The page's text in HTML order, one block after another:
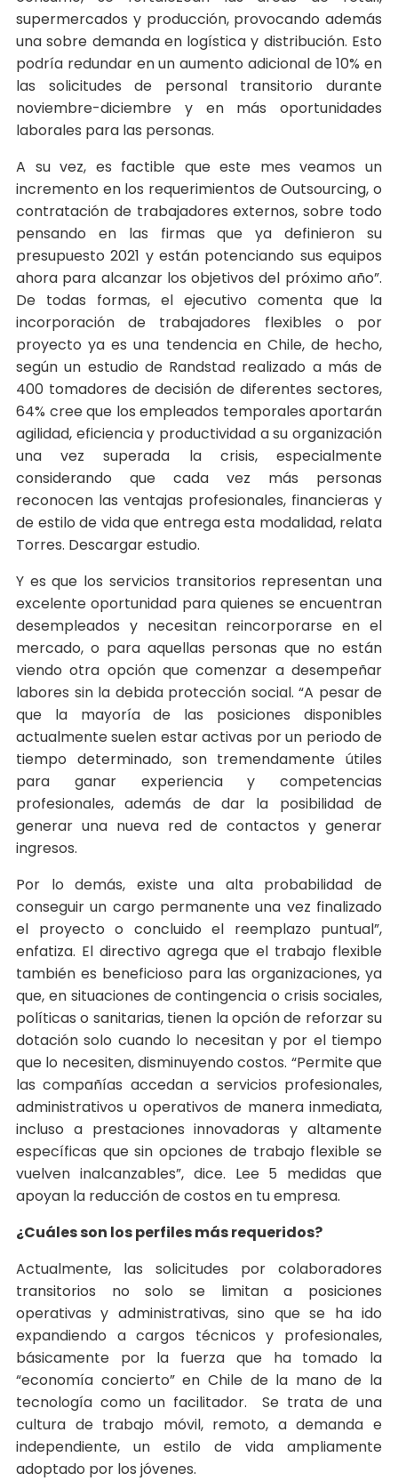
supermercados y producción, provocando además
una sobre demanda en logística y distribución. Esto
podría redundar en un aumento adicional de 10% en
las solicitudes de personal transitorio durante
noviembre-diciembre y en más oportunidades
laborales para las personas.
A su vez, es factible que este mes veamos un
incremento en los requerimientos de Outsourcing, o
contratación de trabajadores externos, sobre todo
pensando en las firmas que ya definieron su
presupuesto 2021 y están potenciando sus equipos
ahora para alcanzar los objetivos del próximo año”.
De todas formas, el ejecutivo comenta que la
incorporación de trabajadores flexibles o por
proyecto ya es una tendencia en Chile, de hecho,
según un estudio de Randstad realizado a más de
400 tomadores de decisión de diferentes sectores,
64% cree que los empleados temporales aportarán
agilidad, eficiencia y productividad a su organización
una vez superada la crisis, especialmente
considerando que cada vez más personas
reconocen las ventajas profesionales, financieras y
de estilo de vida que entrega esta modalidad, relata
Torres. Descargar estudio.
Y es que los servicios transitorios representan una
excelente oportunidad para quienes se encuentran
desempleados y necesitan reincorporarse en el
mercado, o para aquellas personas que no están
viendo otra opción que comenzar a desempeñar
labores sin la debida protección social. “A pesar de
que la mayoría de las posiciones disponibles
actualmente suelen estar activas por un periodo de
tiempo determinado, son tremendamente útiles
para ganar experiencia y competencias
profesionales, además de dar la posibilidad de
generar una nueva red de contactos y generar
ingresos.
Por lo demás, existe una alta probabilidad de
conseguir un cargo permanente una vez finalizado
el proyecto o concluido el reemplazo puntual”,
enfatiza. El directivo agrega que el trabajo flexible
también es beneficioso para las organizaciones, ya
que, en situaciones de contingencia o crisis sociales,
políticas o sanitarias, tienen la opción de reforzar su
dotación solo cuando lo necesitan y por el tiempo
que lo necesiten, disminuyendo costos. “Permite que
las compañías accedan a servicios profesionales,
administrativos u operativos de manera inmediata,
incluso a prestaciones innovadoras y altamente
específicas que sin opciones de trabajo flexible se
vuelven inalcanzables”, dice. Lee 5 medidas que
apoyan la reducción de costos en tu empresa.
¿Cuáles son los perfiles más requeridos?
Actualmente, las solicitudes por colaboradores
transitorios no solo se limitan a posiciones
operativas y administrativas, sino que se ha ido
expandiendo a cargos técnicos y profesionales,
básicamente por la fuerza que ha tomado la
“economía concierto” en Chile de la mano de la
tecnología como un facilitador. Se trata de una
cultura de trabajo móvil, remoto, a demanda e
independiente, un estilo de vida ampliamente
adoptado por los jóvenes.